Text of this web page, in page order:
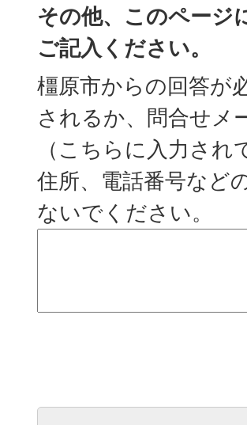
その他、このページ
ご記入ください。
橿原市からの回答が
されるか、問合せメ
（こちらに入力さ
住所、電話番号など
ないでください。